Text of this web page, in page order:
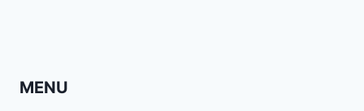
MENU